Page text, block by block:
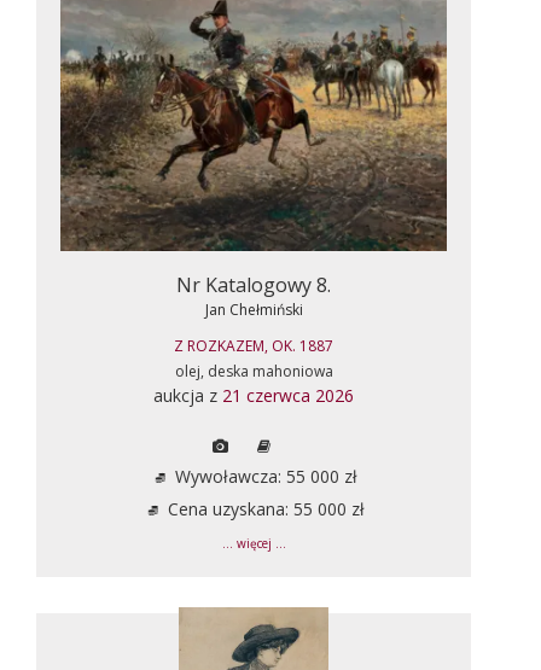
Nr Katalogowy 8.
Jan Chełmiński
Z ROZKAZEM, OK. 1887
olej, deska mahoniowa
aukcja z 21 czerwca 2026
Wywoławcza: 55 000 zł
Cena uzyskana: 55 000 zł
... więcej ...